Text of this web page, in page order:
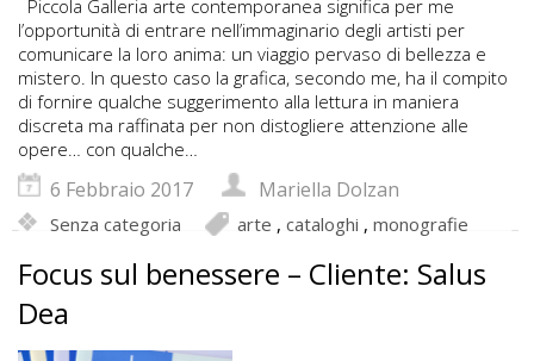
Piccola Galleria arte contemporanea significa per me
l’opportunità di entrare nell’immaginario degli artisti per
comunicare la loro anima: un viaggio pervaso di bellezza e
mistero. In questo caso la grafica, secondo me, ha il compito
di fornire qualche suggerimento alla lettura in maniera
discreta ma raffinata per non distogliere attenzione alle
opere… con qualche…
6 Febbraio 2017 Mariella Dolzan
Senza categoria arte , cataloghi , monografie
Focus sul benessere – Cliente: Salus
Dea